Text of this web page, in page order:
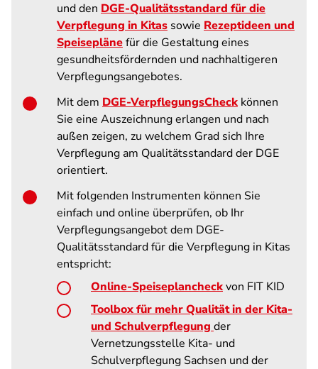
und den DGE-Qualitätsstandard für die
Verpflegung in Kitas sowie Rezeptideen und
Speiseplänefür die Gestaltung eines
gesundheitsfördernden und nachhaltigeren
Verpflegungsangebotes.
Mit dem DGE-VerpflegungsCheck können
Sie eine Auszeichnung erlangen und nach
außen zeigen, zu welchem Grad sich Ihre
Verpflegung am Qualitätsstandard der DGE
orientiert.
Mit folgenden Instrumenten können Sie
einfach und online überprüfen, ob Ihr
Verpflegungsangebot dem DGE-
Qualitätsstandard für die Verpflegung in Kitas
entspricht:
Online-Speiseplancheckvon FIT KID
Toolbox für mehr Qualität in der Kita-
und Schulverpflegung der
Vernetzungsstelle Kita- und
Schulverpflegung Sachsen und der